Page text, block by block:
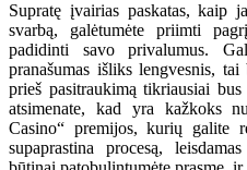
Supratę įvairias paskatas, kaip
svarbą, galėtumėte priimti
padidinti savo privalumus.
pranašumas išliks lengvesnis,
prieš pasitraukimą tikriausiai
atsimenate, kad yra kažkoks
Casino“ premijos, kurių galite
supaprastina procesą,